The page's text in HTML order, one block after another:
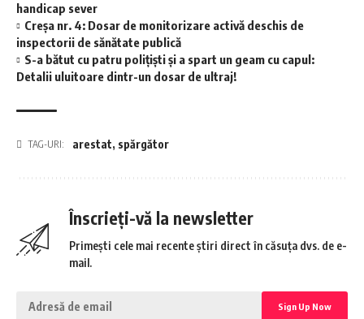
handicap sever
Creșa nr. 4: Dosar de monitorizare activă deschis de
inspectorii de sănătate publică
S-a bătut cu patru polițiști și a spart un geam cu capul:
Detalii uluitoare dintr-un dosar de ultraj!
TAG-URI: arestat, spărgător
Înscrieți-vă la newsletter
Primești cele mai recente știri direct în căsuța dvs. de e-
mail.